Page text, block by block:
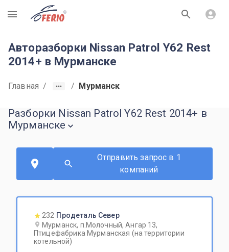
R
Авторазборки Nissan Patrol Y62 Rest
2014+ в Мурманске
Главная / / Мурманск
Разборки Nissan Patrol Y62 Rest 2014+ в
Мурманске
Отправить запрос в 1
компаний
232 Продеталь Север
Мурманск, п.Молочный, Ангар 13,
Птицефабрика Мурманская (на территории
котельной)